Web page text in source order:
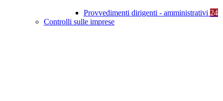
Provvedimenti dirigenti - amministrativi 24
Controlli sulle imprese